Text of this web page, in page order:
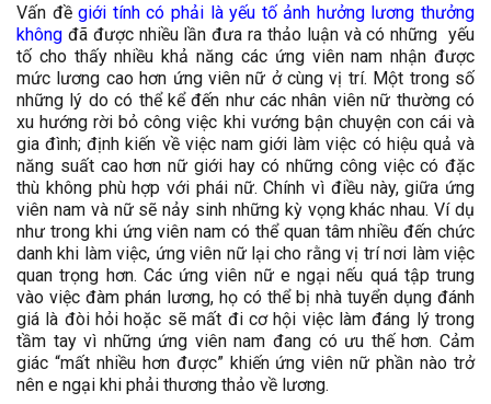
Vấn đềgiới tính có phải là yếu tố ảnh hưởng lương thưởng
không đã được nhiều lần đưa ra thảo luận và có những yếu
tố cho thấy nhiều khả năng các ứng viên nam nhận được
mức lương cao hơn ứng viên nữ ở cùng vị trí. Một trong số
những lý do có thể kể đến như các nhân viên nữ thường có
xu hướng rời bỏ công việc khi vướng bận chuyện con cái và
gia đình; định kiến về việc nam giới làm việc có hiệu quả và
năng suất cao hơn nữ giới hay có những công việc có đặc
thù không phù hợp với phái nữ. Chính vì điều này, giữa ứng
viên nam và nữ sẽ nảy sinh những kỳ vọng khác nhau. Ví dụ
như trong khi ứng viên nam có thể quan tâm nhiều đến chức
danh khi làm việc, ứng viên nữ lại cho rằng vị trí nơi làm việc
quan trọng hơn. Các ứng viên nữ e ngại nếu quá tập trung
vào việc đàm phán lương, họ có thể bị nhà tuyển dụng đánh
giá là đòi hỏi hoặc sẽ mất đi cơ hội việc làm đáng lý trong
tầm tay vì những ứng viên nam đang có ưu thế hơn. Cảm
giác “mất nhiều hơn được” khiến ứng viên nữ phần nào trở
nên e ngại khi phải thương thảo về lương.